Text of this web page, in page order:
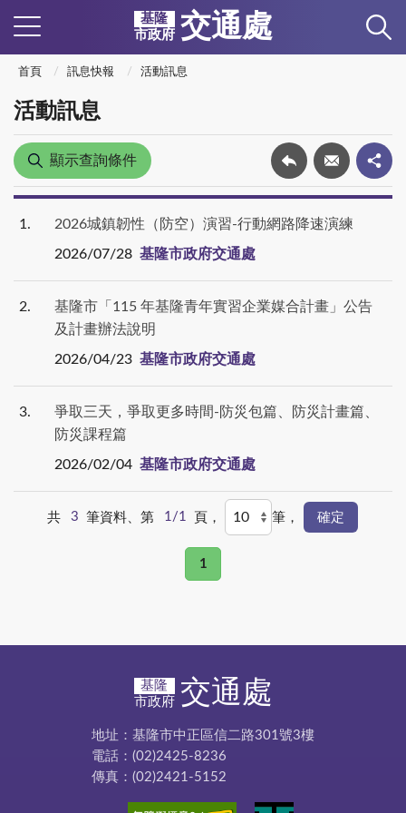
基隆
市政府 交通處
首頁 訊息快報 活動訊息
活動訊息
顯示查詢條件
1 2026城鎮韌性（防空）演習-行動網路降速演練
2026/07/28 基隆市政府交通處
2
基隆市「115 年基隆青年實習企業媒合計畫」公告
及計畫辦法說明
2026/04/23 基隆市政府交通處
3
爭取三天，爭取更多時間-防災包篇、防災計畫篇、
防災課程篇
2026/02/04 基隆市政府交通處
共 3 筆資料、第 1/1 頁， 筆，
1
基隆
市政府 交通處
地址：基隆市中正區信二路301號3樓
電話：(02)2425-8236
傳真：(02)2421-5152